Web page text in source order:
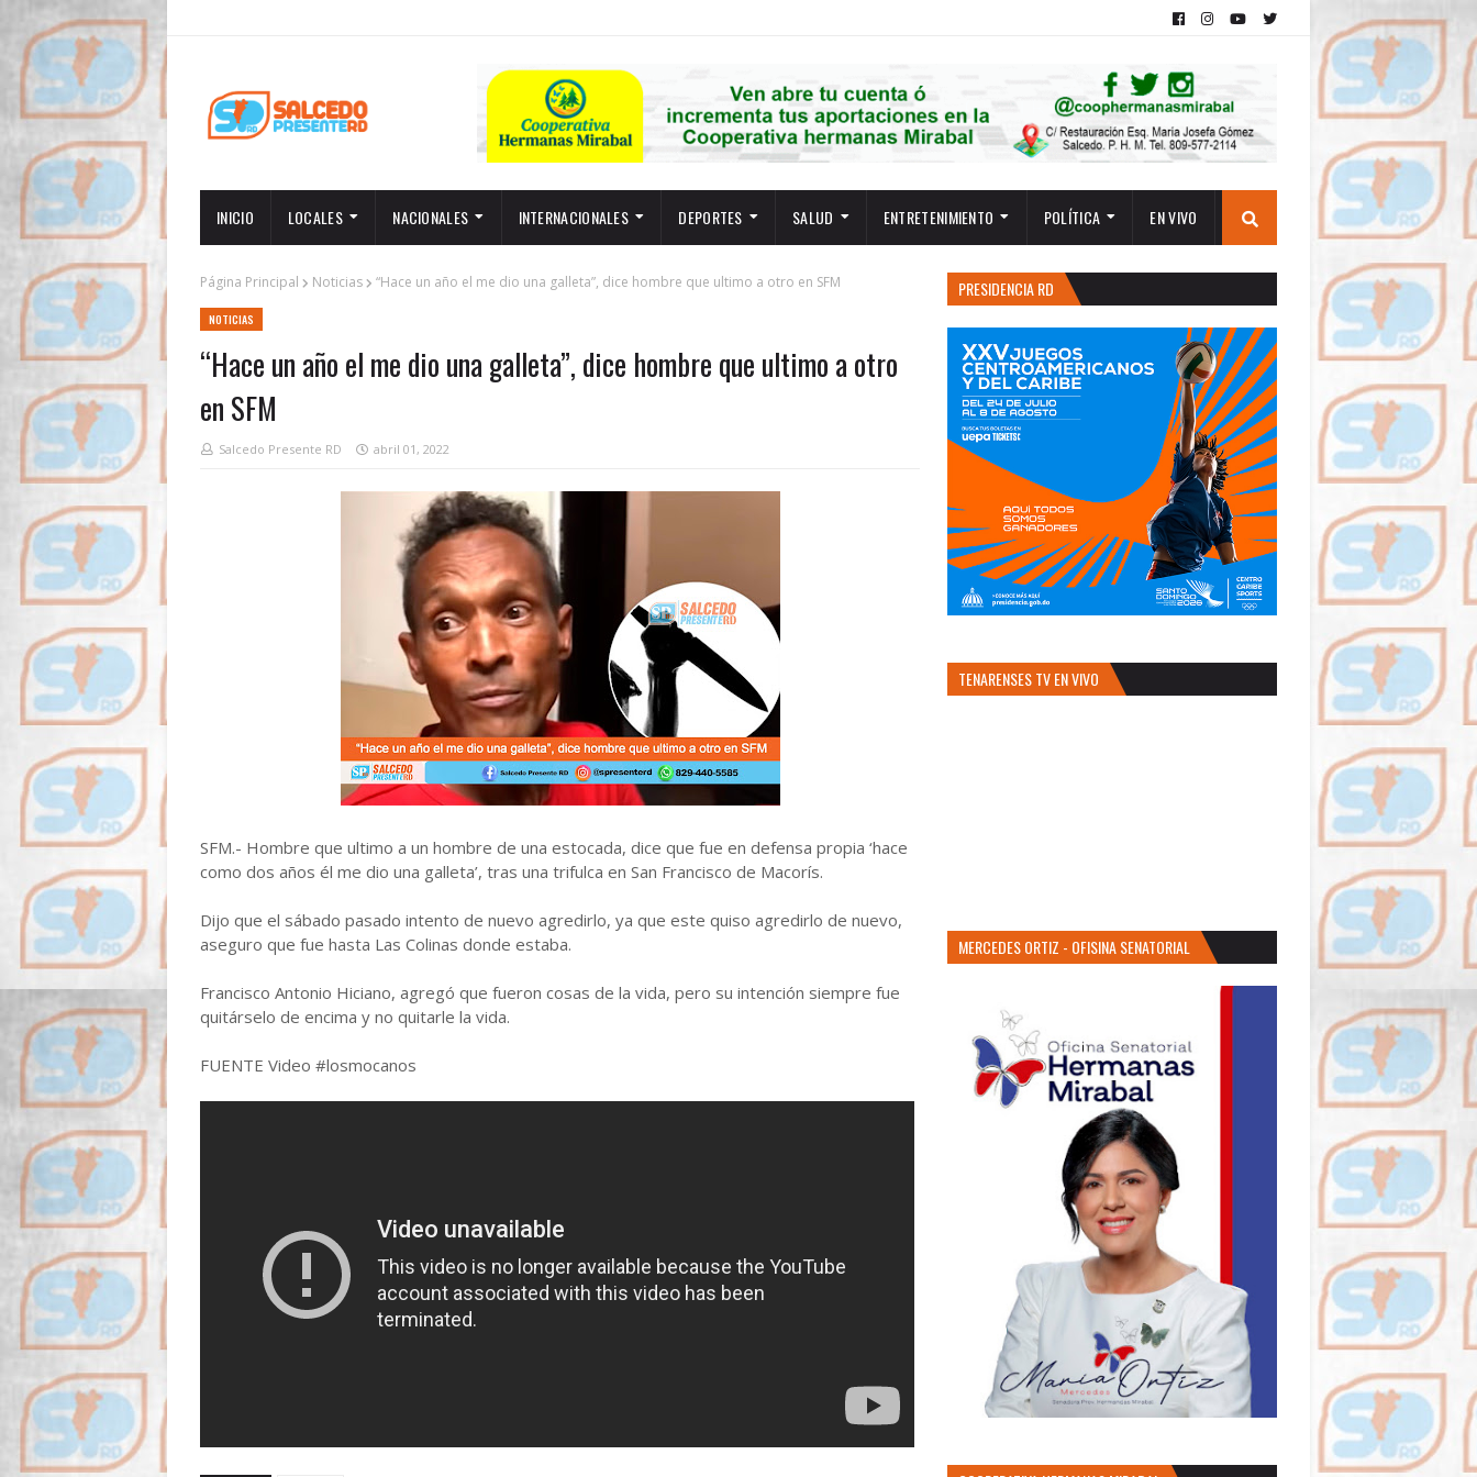
INICIO LOCALES NACIONALES INTERNACIONALES DEPORTES SALUD ENTRETENIMIENTO POLÍTICA EN VIVO
Página Principal Noticias “Hace un año el me dio una galleta”, dice hombre que ultimo a otro en SFM
NOTICIAS
“Hace un año el me dio una galleta”, dice hombre que ultimo a otro
en SFM
Salcedo Presente RD abril 01, 2022
SFM.- Hombre que ultimo a un hombre de una estocada, dice que fue en defensa propia ‘hace
como dos años él me dio una galleta’, tras una trifulca en San Francisco de Macorís.
Dijo que el sábado pasado intento de nuevo agredirlo, ya que este quiso agredirlo de nuevo,
aseguro que fue hasta Las Colinas donde estaba.
Francisco Antonio Hiciano, agregó que fueron cosas de la vida, pero su intención siempre fue
quitárselo de encima y no quitarle la vida.
FUENTE Video #losmocanos
PRESIDENCIA RD
TENARENSES TV EN VIVO
MERCEDES ORTIZ - OFISINA SENATORIAL